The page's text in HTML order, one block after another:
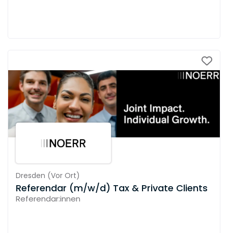
Dresden (Vor Ort)
Referendar (m/w/d) Tax & Private Clients
Referendar:innen